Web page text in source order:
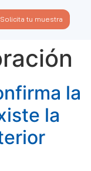
Solicita tu muestra
la
la